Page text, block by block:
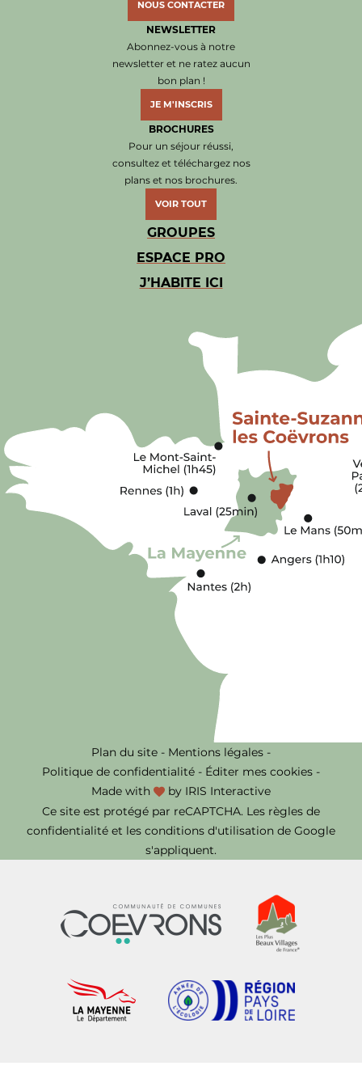
NOUS CONTACTER
NEWSLETTER
Abonnez-vous à notre
newsletter et ne ratez aucun
bon plan !
JE M'INSCRIS
BROCHURES
Pour un séjour réussi,
consultez et téléchargez nos
plans et nos brochures.
VOIR TOUT
GROUPES
ESPACE PRO
J’HABITE ICI
Plan du site - Mentions légales -
Politique de confidentialité - Éditer mes cookies -
Made with
by IRIS Interactive
Ce site est protégé par reCAPTCHA. Les règles de
confidentialité et les conditions d'utilisation de Google
s'appliquent.